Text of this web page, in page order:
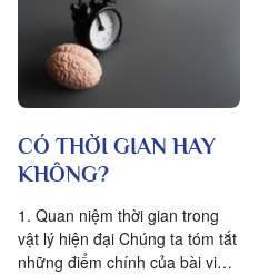
CÓ THỜI GIAN HAY
KHÔNG?
1. Quan niệm thời gian trong
vật lý hiện đại Chúng ta tóm tắt
những điểm chính của bài viết